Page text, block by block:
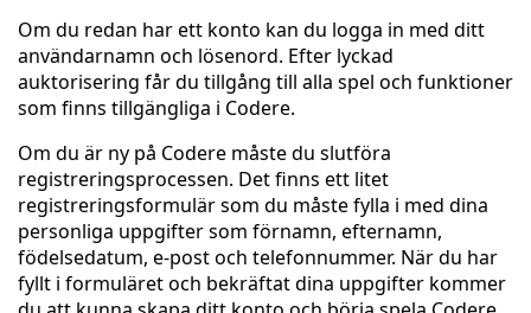
Om du redan har ett konto kan du logga in med ditt
användarnamn och lösenord. Efter lyckad
auktorisering får du tillgång till alla spel och funktioner
som finns tillgängliga i Codere.
Om du är ny på Codere måste du slutföra
registreringsprocessen. Det finns ett litet
registreringsformulär som du måste fylla i med dina
personliga uppgifter som förnamn, efternamn,
födelsedatum, e-post och telefonnummer. När du har
fyllt i formuläret och bekräftat dina uppgifter kommer